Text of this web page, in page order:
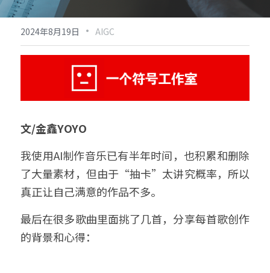
2024年8月19日 · AIGC
文/金鑫YOYO
我使用AI制作音乐已有半年时间，也积累和删除
了大量素材，但由于“抽卡”太讲究概率，所以
真正让自己满意的作品不多。
最后在很多歌曲里面挑了几首，分享每首歌创作
的背景和心得：